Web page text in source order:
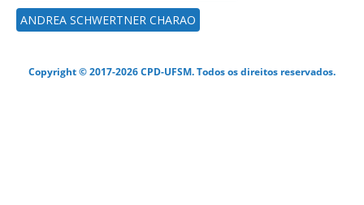
ANDREA SCHWERTNER CHARAO
Copyright © 2017-2026 CPD-UFSM. Todos os direitos reservados.